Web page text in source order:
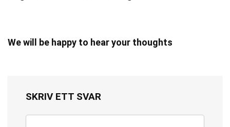
We will be happy to hear your thoughts
SKRIV ETT SVAR